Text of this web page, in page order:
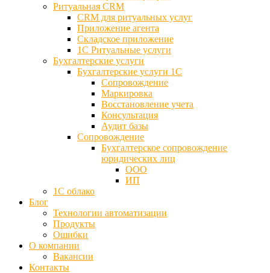
Ритуальная CRM
CRM для ритуальных услуг
Приложение агента
Складское приложение
1С Ритуальные услуги
Бухгалтерские услуги
Бухгалтерские услуги 1С
Сопровождение
Маркировка
Восстановление учета
Консультация
Аудит базы
Cопровождение
Бухгалтерское сопровождение
юридических лиц
ООО
ИП
1С облако
Блог
Технологии автоматизации
Продукты
Ошибки
О компании
Вакансии
Контакты